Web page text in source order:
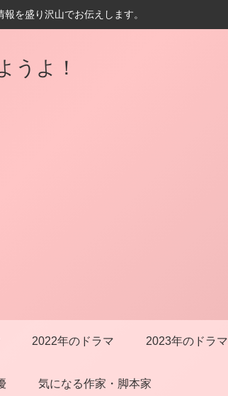
を盛り沢山でお伝えします。
うよ！
2022年のドラマ 2023年のドラマ
気になる作家・脚本家